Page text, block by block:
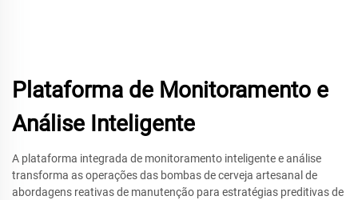
Plataforma de Monitoramento e
Análise Inteligente
A plataforma integrada de monitoramento inteligente e análise
transforma as operações das bombas de cerveja artesanal de
abordagens reativas de manutenção para estratégias preditivas de